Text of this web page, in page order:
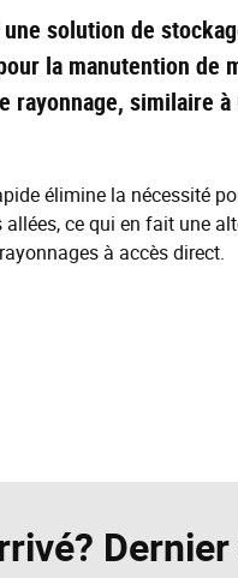
solution de
la manutention de
rayonnage, similaire
élimine la nécessité
ce qui en fait une
à accès direct.